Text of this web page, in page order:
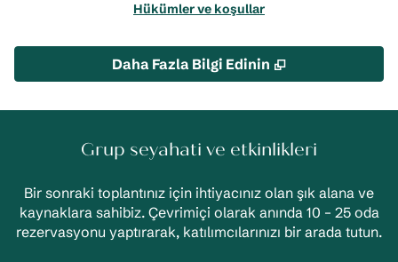
Hükümler ve koşullar
Daha Fazla Bilgi Edinin ,
Grup seyahati ve etkinlikleri
Bir sonraki toplantınız için ihtiyacınız olan şık alana ve
kaynaklara sahibiz. Çevrimiçi olarak anında 10 – 25 oda
rezervasyonu yaptırarak, katılımcılarınızı bir arada tutun.